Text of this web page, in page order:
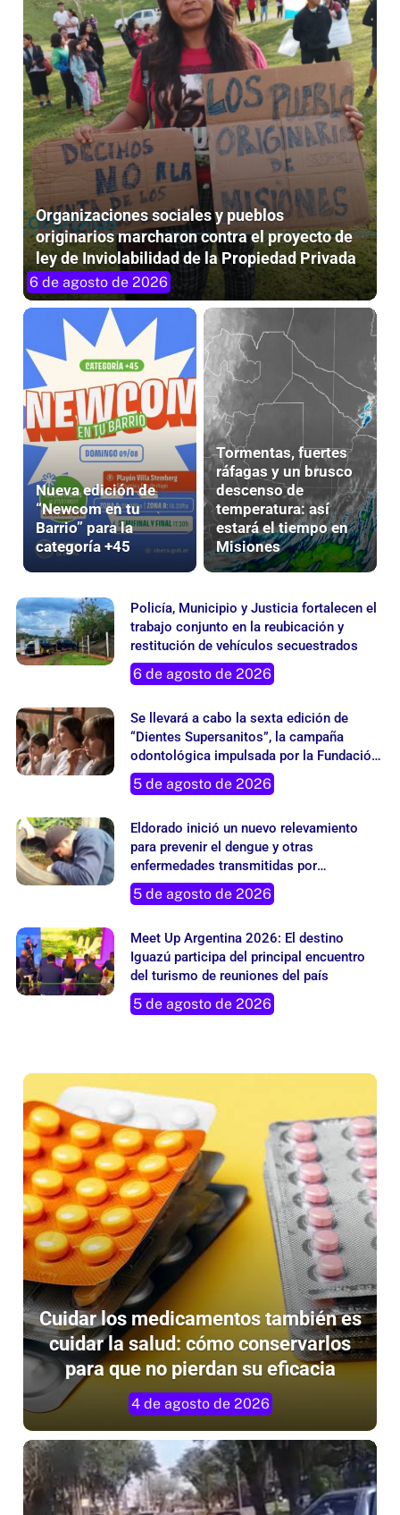
Organizaciones sociales y pueblos
originarios marcharon contra el proyecto de
ley de Inviolabilidad de la Propiedad Privada
6 de agosto de 2026
Nueva edición de
“Newcom en tu
Barrio” para la
categoría +45
Tormentas, fuertes
ráfagas y un brusco
descenso de
temperatura: así
estará el tiempo en
Misiones
Policía, Municipio y Justicia fortalecen el
trabajo conjunto en la reubicación y
restitución de vehículos secuestrados
6 de agosto de 2026
Se llevará a cabo la sexta edición de
“Dientes Supersanitos”, la campaña
odontológica impulsada por la Fundación
Grupo London Supply
5 de agosto de 2026
Eldorado inició un nuevo relevamiento
para prevenir el dengue y otras
enfermedades transmitidas por
mosquitos
5 de agosto de 2026
Meet Up Argentina 2026: El destino
Iguazú participa del principal encuentro
del turismo de reuniones del país
5 de agosto de 2026
Cuidar los medicamentos también es
cuidar la salud: cómo conservarlos
para que no pierdan su eficacia
4 de agosto de 2026